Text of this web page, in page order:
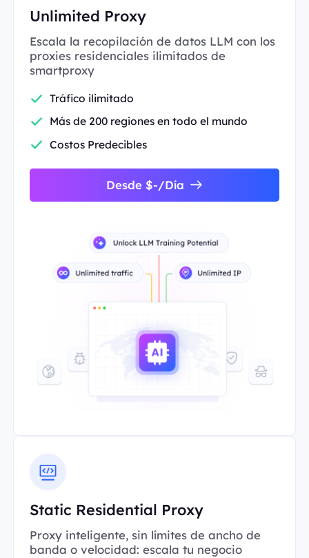
Unlimited Proxy
Escala la recopilación de datos LLM con los
proxies residenciales ilimitados de
smartproxy
Tráfico ilimitado
Más de 200 regiones en todo el mundo
Costos Predecibles
Desde $-/Día
Static Residential Proxy
Proxy inteligente, sin límites de ancho de
banda o velocidad: escala tu negocio